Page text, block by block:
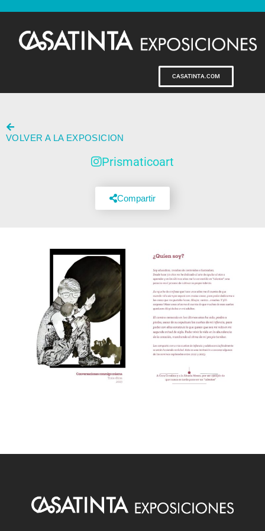
CASATINTA.COM
VOLVER A LA EXPOSICION
Prismaticoart
Compartir